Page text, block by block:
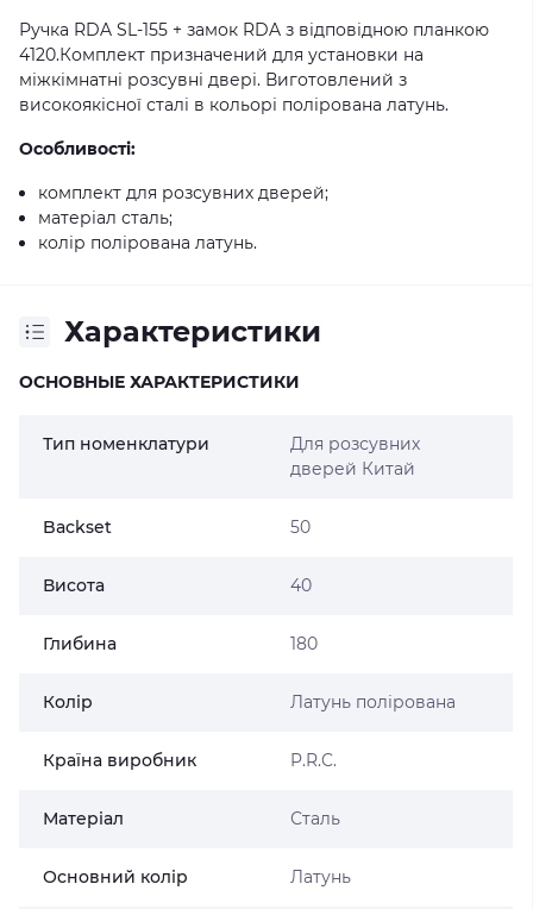
Ручка RDA SL-155 + замок RDA з відповідною планкою
4120.Комплект призначений для установки на
міжкімнатні розсувні двері. Виготовлений з
високоякісної сталі в кольорі полірована латунь.
Особливості:
комплект для розсувних дверей;
матеріал сталь;
колір полірована латунь.
Характеристики
ОСНОВНЫЕ ХАРАКТЕРИСТИКИ
Тип номенклатури
Для розсувних
дверей Китай
Backset 50
Висота 40
Глибина 180
Колір Латунь полірована
Країна виробник P.R.C.
Матеріал Сталь
Основний колір Латунь